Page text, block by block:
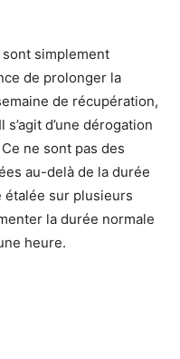
simplement
de prolonger la
de récupération,
d’une dérogation
ne sont pas des
au-delà de la durée
étalée sur plusieurs
la durée normale
heure.